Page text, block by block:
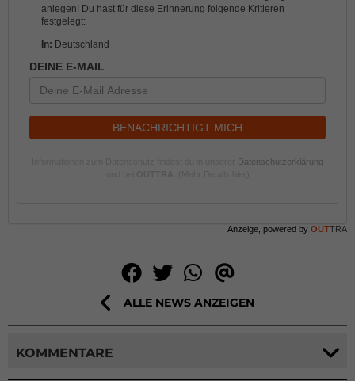
anlegen! Du hast für diese Erinnerung folgende Kritieren
festgelegt:
In: Deutschland
DEINE E-MAIL
BENACHRICHTIGT MICH
Datenschutzerklärung
Anzeige, powered by OUTTRA
ALLE NEWS ANZEIGEN
KOMMENTARE